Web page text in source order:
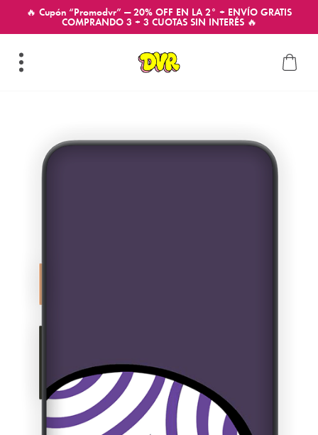
🔥 Cupón “Promodvr” — 20% OFF EN LA 2° + ENVÍO GRATIS
COMPRANDO 3 + 3 CUOTAS SIN INTERÉS 🔥